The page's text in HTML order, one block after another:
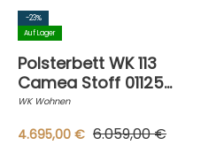
-23%
Auf Lager
Polsterbett WK 113
Camea Stoff 01125
JAB 23060 Rosa
Und Kissen
WK Wohnen
4.695,00 € 6.059,00 €